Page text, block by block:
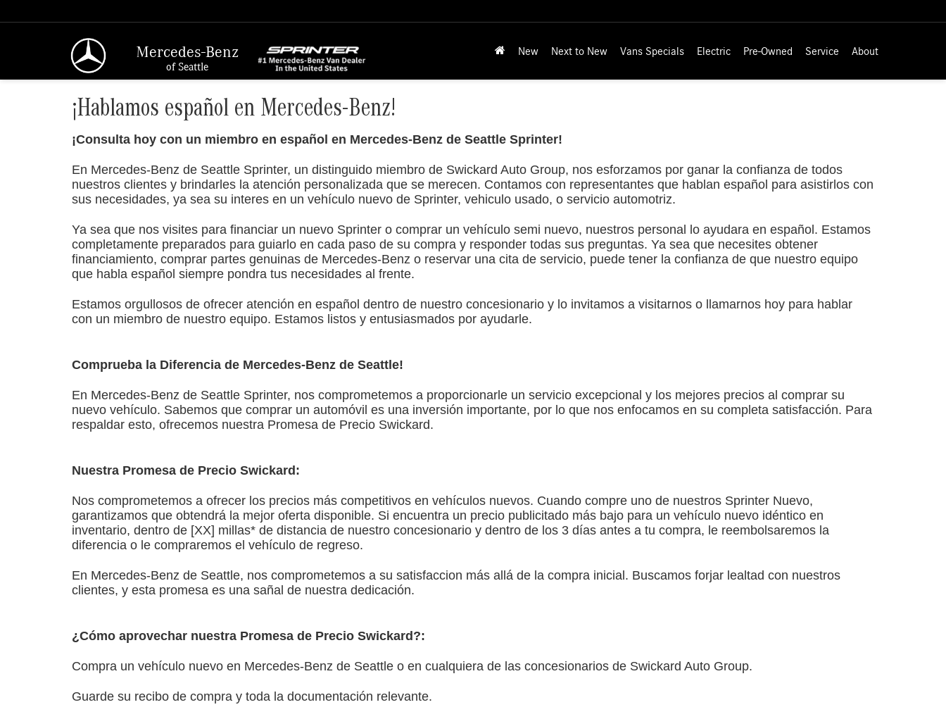
Mercedes-Benz
of Seattle
New Next to New Vans Specials Electric Pre-Owned Service About
¡Hablamos español en Mercedes-Benz!
¡Consulta hoy con un miembro en español en Mercedes-Benz de Seattle Sprinter!
En Mercedes-Benz de Seattle Sprinter, un distinguido miembro de Swickard Auto Group, nos esforzamos por ganar la confianza de todos
nuestros clientes y brindarles la atención personalizada que se merecen. Contamos con representantes que hablan español para asistirlos con
sus necesidades, ya sea su interes en un vehículo nuevo de Sprinter, vehiculo usado, o servicio automotriz.
Ya sea que nos visites para financiar un nuevo Sprinter o comprar un vehículo semi nuevo, nuestros personal lo ayudara en español. Estamos
completamente preparados para guiarlo en cada paso de su compra y responder todas sus preguntas. Ya sea que necesites obtener
financiamiento, comprar partes genuinas de Mercedes-Benz o reservar una cita de servicio, puede tener la confianza de que nuestro equipo
que habla español siempre pondra tus necesidades al frente.
Estamos orgullosos de ofrecer atención en español dentro de nuestro concesionario y lo invitamos a visitarnos o llamarnos hoy para hablar
con un miembro de nuestro equipo. Estamos listos y entusiasmados por ayudarle.
Comprueba la Diferencia de Mercedes-Benz de Seattle!
En Mercedes-Benz de Seattle Sprinter, nos comprometemos a proporcionarle un servicio excepcional y los mejores precios al comprar su
nuevo vehículo. Sabemos que comprar un automóvil es una inversión importante, por lo que nos enfocamos en su completa satisfacción. Para
respaldar esto, ofrecemos nuestra Promesa de Precio Swickard.
Nuestra Promesa de Precio Swickard:
Nos comprometemos a ofrecer los precios más competitivos en vehículos nuevos. Cuando compre uno de nuestros Sprinter Nuevo,
garantizamos que obtendrá la mejor oferta disponible. Si encuentra un precio publicitado más bajo para un vehículo nuevo idéntico en
inventario, dentro de [XX] millas* de distancia de nuestro concesionario y dentro de los 3 días antes a tu compra, le reembolsaremos la
diferencia o le compraremos el vehículo de regreso.
En Mercedes-Benz de Seattle, nos comprometemos a su satisfaccion más allá de la compra inicial. Buscamos forjar lealtad con nuestros
clientes, y esta promesa es una sañal de nuestra dedicación.
¿Cómo aprovechar nuestra Promesa de Precio Swickard?:
Compra un vehículo nuevo en Mercedes-Benz de Seattle o en cualquiera de las concesionarios de Swickard Auto Group.
Guarde su recibo de compra y toda la documentación relevante.